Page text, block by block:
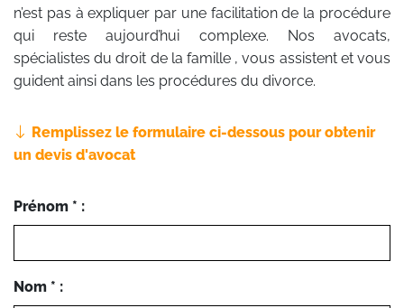
n’est pas à expliquer par une facilitation de la procédure
qui reste aujourd’hui complexe. Nos avocats,
spécialistes du droit de la famille , vous assistent et vous
guident ainsi dans les procédures du divorce.
Remplissez le formulaire ci-dessous pour obtenir
un devis d'avocat
Prénom * :
Nom * :